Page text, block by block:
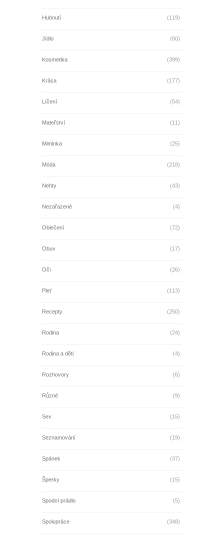
Hubnutí (119)
Jídlo (60)
Kosmetika (399)
Krása (177)
Líčení (54)
Mateřství (11)
Miminka (25)
Móda (218)
Nehty (43)
Nezařazené (4)
Oblečení (72)
Obuv (17)
Oči (26)
Pleť (113)
Recepty (250)
Rodina (24)
Rodina a děti (4)
Rozhovory (6)
Různé (9)
Sex (15)
Seznamování (19)
Spánek (37)
Šperky (15)
Spodní prádlo (5)
Spolupráce (348)